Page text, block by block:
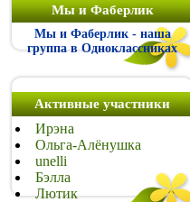
Мы и Фаберлик
Мы и Фаберлик - наша
группа в Одноклассниках
Активные участники
Ирэна
Ольга-Алёнушка
unelli
Бэлла
Лютик